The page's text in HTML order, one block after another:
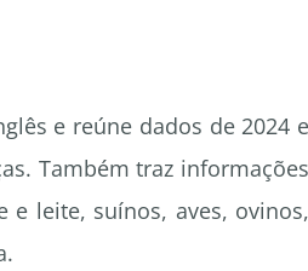
e reúne dados de 2024 e
Também traz informações
e leite, suínos, aves, ovinos,